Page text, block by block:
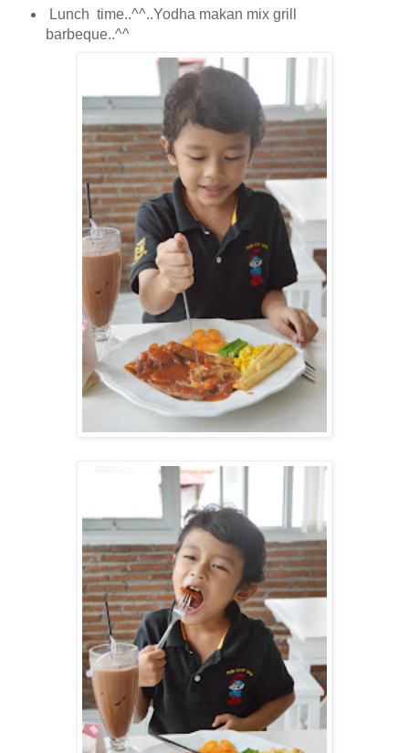
Lunch time..^^..Yodha makan mix grill
barbeque..^^